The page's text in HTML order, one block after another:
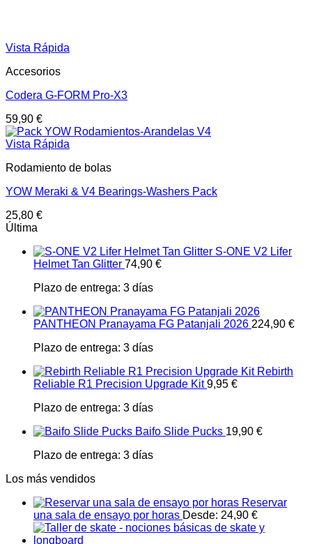
Vista Rápida
Accesorios
Codera G-FORM Pro-X3
59,90 €
Vista Rápida
Rodamiento de bolas
YOW Meraki & V4 Bearings-Washers Pack
25,80 €
Última
S-ONE V2 Lifer
Helmet Tan Glitter 74,90 €
Plazo de entrega: 3 días
PANTHEON Pranayama FG Patanjali 2026 224,90 €
Plazo de entrega: 3 días
Rebirth
Reliable R1 Precision Upgrade Kit 9,95 €
Plazo de entrega: 3 días
Baifo Slide Pucks 19,90 €
Plazo de entrega: 3 días
Los más vendidos
Reservar
una sala de ensayo por horas Desde: 24,90 €